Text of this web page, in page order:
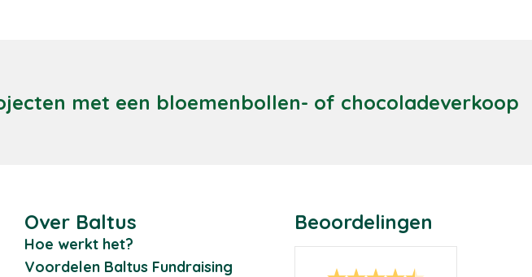
met een bloemenbollen- of chocoladeverkoop
Over Baltus
Hoe werkt het?
Voordelen Baltus Fundraising
Beoordelingen